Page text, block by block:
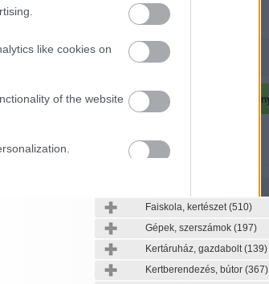
like cookies on
of the website
user protection.
kerti
és
KUBOTA,
Kertészeti szaknévsor
Faiskola, kertészet(510)
Gépek, szerszámok (197)
Kertáruház, gazdabolt(139)
Kertberendezés, bútor (367)